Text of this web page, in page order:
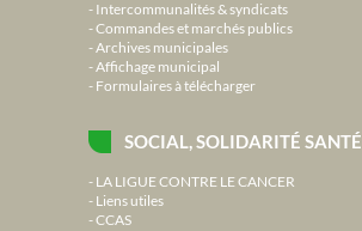
Intercommunalités & syndicats
Commandes et marchés publics
Archives municipales
Affichage municipal
Formulaires à télécharger
SOCIAL, SOLIDARITÉ SANTÉ
LA LIGUE CONTRE LE CANCER
Liens utiles
CCAS